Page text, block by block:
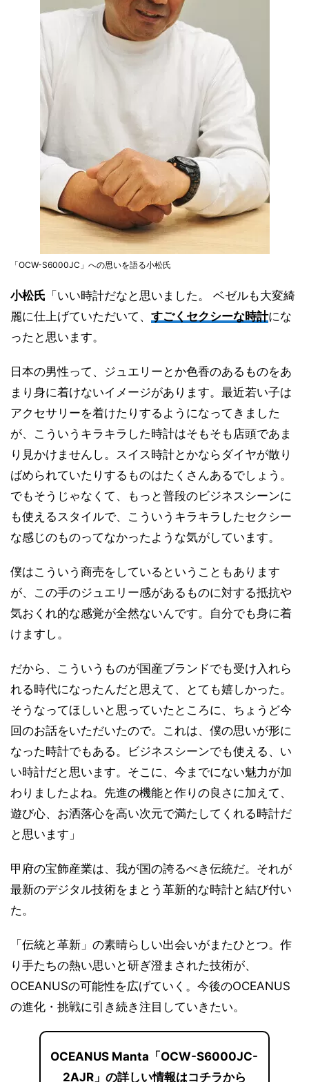
「OCW-S6000JC」への思いを語る小松氏
小松氏 「いい時計だなと思いました。 ベゼルも大変綺
麗に仕上げていただいて、 すごくセクシーな時計にな
ったと思います。
日本の男性って、ジュエリーとか色香のあるものをあ
まり身に着けないイメージがあります。最近若い子は
アクセサリーを着けたりするようになってきました
が、こういうキラキラした時計はそもそも店頭であま
り見かけませんし。スイス時計とかならダイヤが散り
ばめられていたりするものはたくさんあるでしょう。
でもそうじゃなくて、もっと普段のビジネスシーンに
も使えるスタイルで、こういうキラキラしたセクシー
な感じのものってなかったような気がしています。
僕はこういう商売をしているということもあります
が、この手のジュエリー感があるものに対する抵抗や
気おくれ的な感覚が全然ないんです。自分でも身に着
けますし。
だから、こういうものが国産ブランドでも受け入れら
れる時代になったんだと思えて、とても嬉しかった。
そうなってほしいと思っていたところに、ちょうど今
回のお話をいただいたので。これは、僕の思いが形に
なった時計でもある。ビジネスシーンでも使える、い
い時計だと思います。そこに、今までにない魅力が加
わりましたよね。先進の機能と作りの良さに加えて、
遊び心、お洒落心を高い次元で満たしてくれる時計だ
と思います」
甲府の宝飾産業は、我が国の誇るべき伝統だ。それが
最新のデジタル技術をまとう革新的な時計と結び付い
た。
「伝統と革新」の素晴らしい出会いがまたひとつ。作
り手たちの熱い思いと研ぎ澄まされた技術が、
OCEANUSの可能性を広げていく。今後のOCEANUS
の進化・挑戦に引き続き注目していきたい。
OCEANUS Manta「OCW-S6000JC-
2AJR」の詳しい情報はコチラから